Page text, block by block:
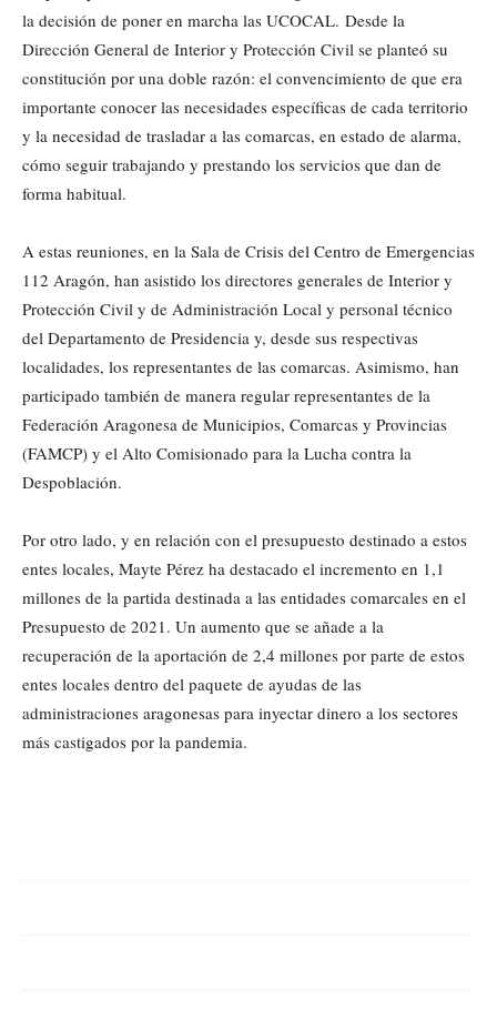
la decisión de poner en marcha las UCOCAL. Desde la
Dirección General de Interior y Protección Civil se planteó su
constitución por una doble razón: el convencimiento de que era
importante conocer las necesidades específicas de cada territorio
y la necesidad de trasladar a las comarcas, en estado de alarma,
cómo seguir trabajando y prestando los servicios que dan de
forma habitual.
A estas reuniones, en la Sala de Crisis del Centro de Emergencias
112 Aragón, han asistido los directores generales de Interior y
Protección Civil y de Administración Local y personal técnico
del Departamento de Presidencia y, desde sus respectivas
localidades, los representantes de las comarcas. Asimismo, han
participado también de manera regular representantes de la
Federación Aragonesa de Municipios, Comarcas y Provincias
(FAMCP) y el Alto Comisionado para la Lucha contra la
Despoblación.
Por otro lado, y en relación con el presupuesto destinado a estos
entes locales, Mayte Pérez ha destacado el incremento en 1,1
millones de la partida destinada a las entidades comarcales en el
Presupuesto de 2021. Un aumento que se añade a la
recuperación de la aportación de 2,4 millones por parte de estos
entes locales dentro del paquete de ayudas de las
administraciones aragonesas para inyectar dinero a los sectores
más castigados por la pandemia.